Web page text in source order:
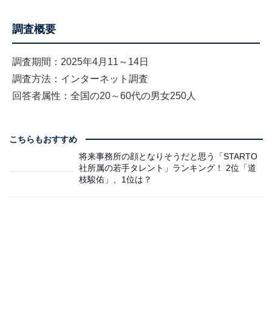
調査概要
調査期間：2025年4月11～14日
調査方法：インターネット調査
回答者属性：全国の20～60代の男女250人
こちらもおすすめ
将来事務所の顔となりそうだと思う「STARTO
社所属の若手タレント」ランキング！ 2位「道
枝駿佑」、1位は？